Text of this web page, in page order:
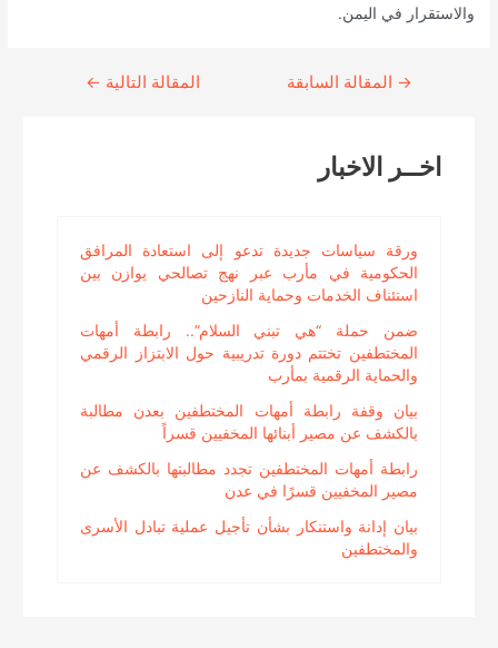
والاستقرار في اليمن.
Continue
→ المقالة السابقة المقالة التالية ←
اخــر الاخبار
ورقة سياسات جديدة تدعو إلى استعادة المرافق
الحكومية في مأرب عبر نهج تصالحي يوازن بين
استئناف الخدمات وحماية النازحين
ضمن حملة “هي تبني السلام”.. رابطة أمهات
المختطفين تختتم دورة تدريبية حول الابتزاز الرقمي
والحماية الرقمية بمأرب
بيان وقفة رابطة أمهات المختطفين بعدن مطالبة
بالكشف عن مصير أبنائها المخفيين قسراً
رابطة أمهات المختطفين تجدد مطالبتها بالكشف عن
مصير المخفيين قسرًا في عدن
بيان إدانة واستنكار بشأن تأجيل عملية تبادل الأسرى
والمختطفين